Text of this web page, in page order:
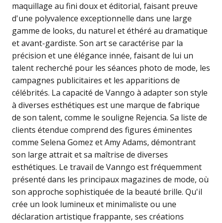
maquillage au fini doux et éditorial, faisant preuve
d'une polyvalence exceptionnelle dans une large
gamme de looks, du naturel et éthéré au dramatique
et avant-gardiste. Son art se caractérise par la
précision et une élégance innée, faisant de lui un
talent recherché pour les séances photo de mode, les
campagnes publicitaires et les apparitions de
célébrités. La capacité de Vanngo à adapter son style
à diverses esthétiques est une marque de fabrique
de son talent, comme le souligne Rejencia. Sa liste de
clients étendue comprend des figures éminentes
comme Selena Gomez et Amy Adams, démontrant
son large attrait et sa maîtrise de diverses
esthétiques. Le travail de Vanngo est fréquemment
présenté dans les principaux magazines de mode, où
son approche sophistiquée de la beauté brille. Qu'il
crée un look lumineux et minimaliste ou une
déclaration artistique frappante, ses créations